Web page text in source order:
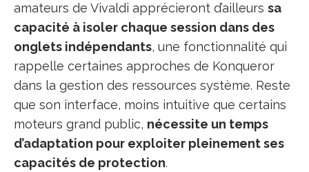
amateurs de Vivaldi apprécieront d’ailleurs sa
capacité à isoler chaque session dans des
onglets indépendants, une fonctionnalité qui
rappelle certaines approches de Konqueror
dans la gestion des ressources système. Reste
que son interface, moins intuitive que certains
moteurs grand public, nécessite un temps
d’adaptation pour exploiter pleinement ses
capacités de protection.